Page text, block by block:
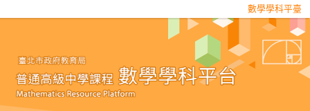
數學學科平臺